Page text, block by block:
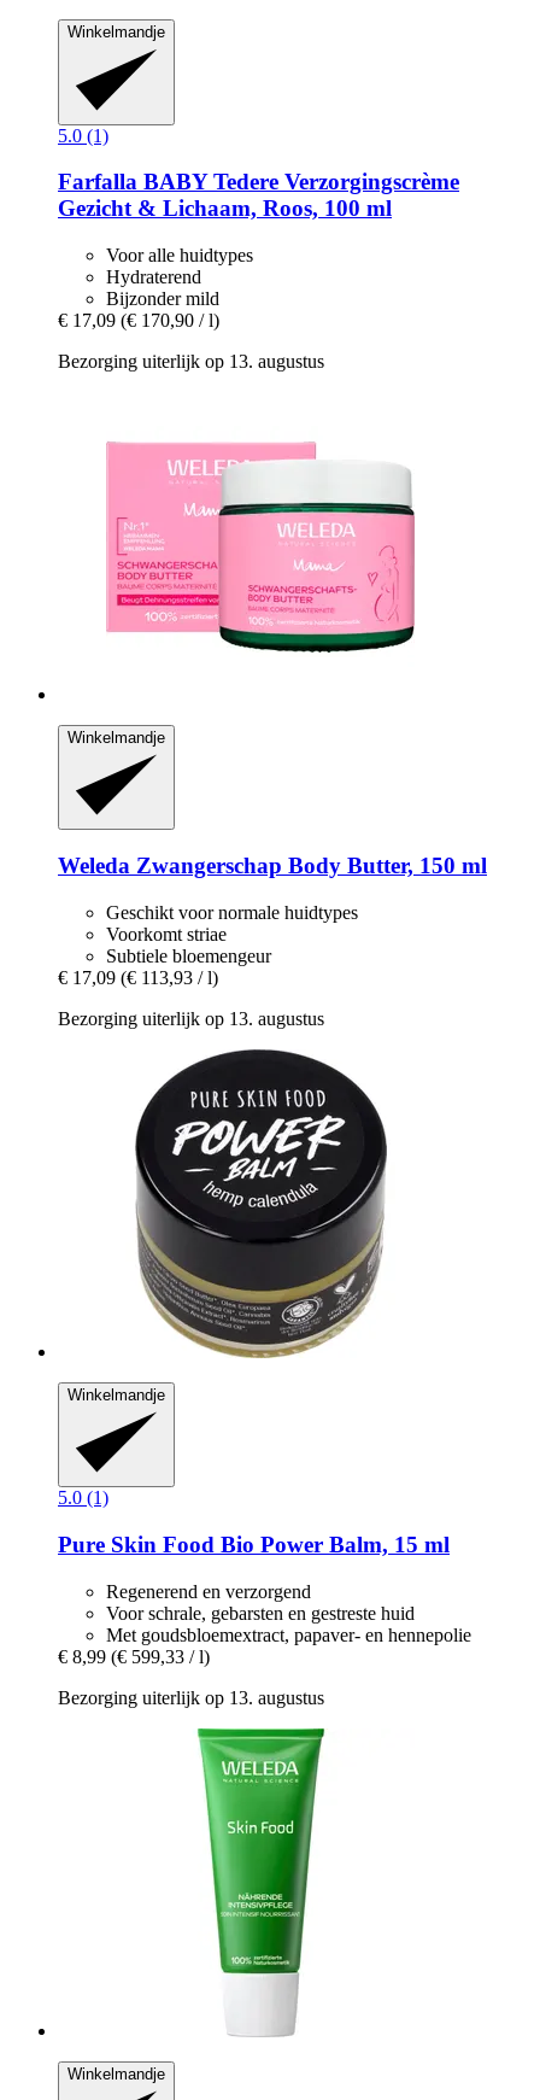
Winkelmandje
5.0 (1)
Farfalla BABY Tedere Verzorgingscrème
Gezicht & Lichaam, Roos, 100 ml
Voor alle huidtypes
Hydraterend
Bijzonder mild
€ 17,09 (€ 170,90 / l)
Bezorging uiterlijk op 13. augustus
Winkelmandje
Weleda Zwangerschap Body Butter, 150 ml
Geschikt voor normale huidtypes
Voorkomt striae
Subtiele bloemengeur
€ 17,09 (€ 113,93 / l)
Bezorging uiterlijk op 13. augustus
Winkelmandje
5.0 (1)
Pure Skin Food Bio Power Balm, 15 ml
Regenerend en verzorgend
Voor schrale, gebarsten en gestreste huid
Met goudsbloemextract, papaver- en hennepolie
€ 8,99 (€ 599,33 / l)
Bezorging uiterlijk op 13. augustus
Winkelmandje